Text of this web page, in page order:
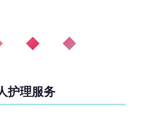
◆ ◆
护理服务